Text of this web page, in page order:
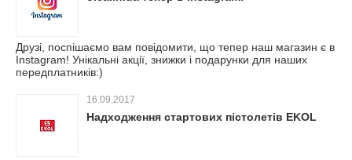
Друзі, поспішаємо вам повідомити, що тепер наш магазин є в
Instagram! Унікальні акції, знижки і подарунки для наших
передплатників:)
16.09.2017
Надходження стартових пістолетів EKOL